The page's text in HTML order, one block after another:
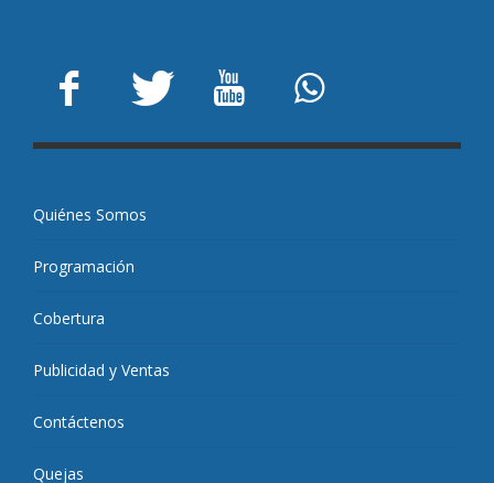
Quiénes Somos
Programación
Cobertura
Publicidad y Ventas
Contáctenos
Quejas